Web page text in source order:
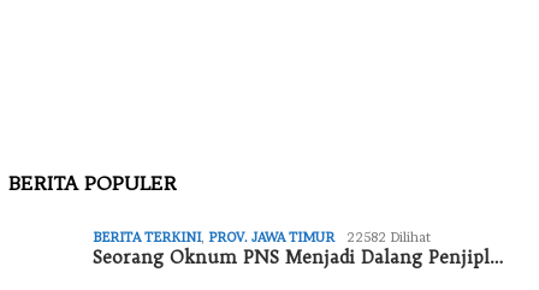
BERITA POPULER
BERITA TERKINI, PROV. JAWA TIMUR 22582 Dilihat
Seorang Oknum PNS Menjadi Dalang Penjipl…